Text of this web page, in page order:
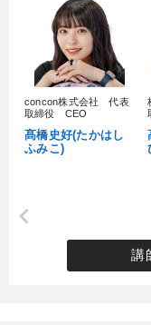
concon株式会社 代表
取締役 CEO
髙橋史好(たかはし
ふみこ)
講